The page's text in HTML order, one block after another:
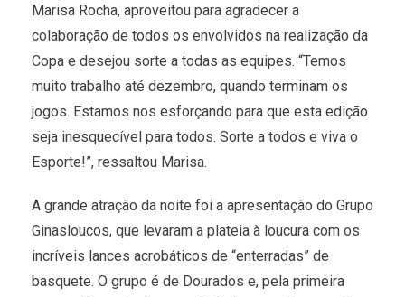
Marisa Rocha, aproveitou para agradecer a
colaboração de todos os envolvidos na realização da
Copa e desejou sorte a todas as equipes. “Temos
muito trabalho até dezembro, quando terminam os
jogos. Estamos nos esforçando para que esta edição
seja inesquecível para todos. Sorte a todos e viva o
Esporte!”, ressaltou Marisa.
A grande atração da noite foi a apresentação do Grupo
Ginasloucos, que levaram a plateia à loucura com os
incríveis lances acrobáticos de “enterradas” de
basquete. O grupo é de Dourados e, pela primeira